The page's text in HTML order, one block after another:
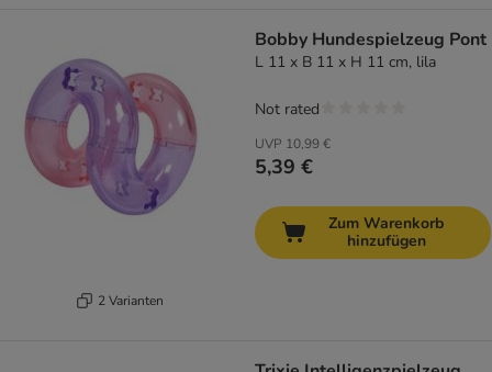
2 Varianten
Bobby Hundespielzeug Pont
L 11 x B 11 x H 11 cm, lila
UVP 10,99 €
5,39 €
Not rated
Zum Warenkorb
hinzufügen